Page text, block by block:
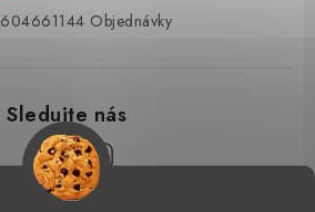
604661144 Objednávky